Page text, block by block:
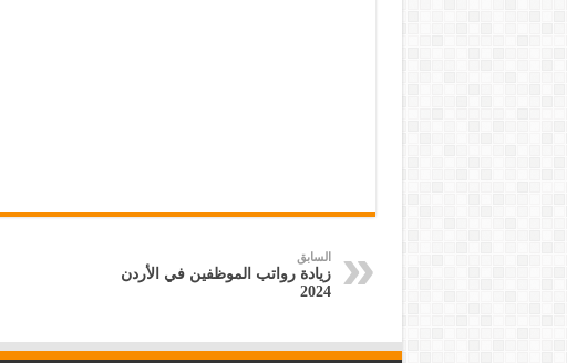
السابق
زيادة رواتب الموظفين في الأردن
2024